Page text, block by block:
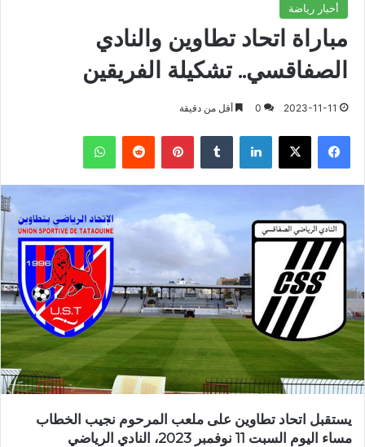
أخبار رياضة
مباراة اتحاد تطاوين والنادي
الصفاقسي.. تشكيلة الفريقين
2023-11-11
0 أقل من دقيقة
فيسبوك X لينكدإن بينتيريست واتساب
يستقبل اتحاد تطاوين على ملعب المرحوم نجيب الخطاب
مساء اليوم السبت 11 نوفمبر 2023، النادي الرياضي